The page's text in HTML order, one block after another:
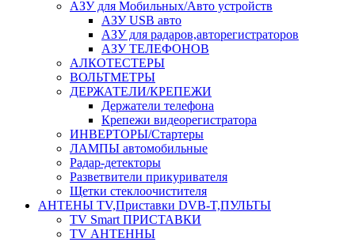
АЗУ для Мобильных/Авто устройств
АЗУ USB авто
АЗУ для радаров,авторегистраторов
АЗУ ТЕЛЕФОНОВ
АЛКОТЕСТЕРЫ
ВОЛЬТМЕТРЫ
ДЕРЖАТЕЛИ/КРЕПЕЖИ
Держатели телефона
Крепежи видеорегистратора
ИНВЕРТОРЫ/Стартеры
ЛАМПЫ автомобильные
Радар-детекторы
Разветвители прикуривателя
Щетки стеклоочистителя
АНТЕНЫ ТV,Приставки DVB-T,ПУЛЬТЫ
TV Smart ПРИСТАВКИ
TV АНТЕННЫ